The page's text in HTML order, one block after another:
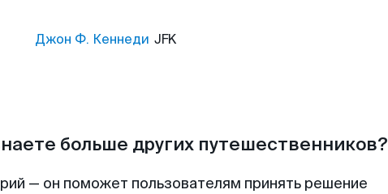
Джон Ф. Кеннеди JFK
больше других путешественников?
— он поможет пользователям принять решение